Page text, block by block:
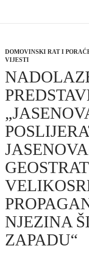
DOMOVINSKI RAT I
VIJESTI
NJEZINA
ZAPADU“